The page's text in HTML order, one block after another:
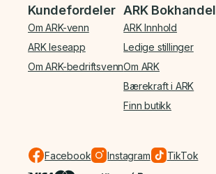
Kundefordeler
Om ARK-venn
ARK leseapp
Om ARK-bedriftsvenn
ARK Bokhandel
ARK Innhold
Ledige stillinger
Om ARK
Bærekraft i ARK
Finn butikk
Facebook Instagram TikTok